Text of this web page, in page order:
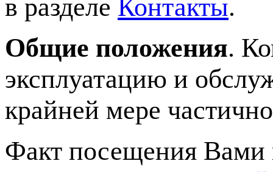
в разделе Контакты.
Общие положения.
эксплуатацию и
крайней мере
Факт посещения